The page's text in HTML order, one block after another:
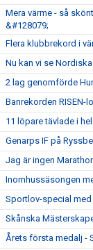
Mera värme - så
&#128079;
Flera klubbrekord i
Nu kan vi se
2 lag genomförde
Banrekorden RISEN-
11 löpare tävlade i
Genarps IF på
Jag är ingen
Inomhussäsongen
Sportlov-special med
Skånska
Årets första medalj -